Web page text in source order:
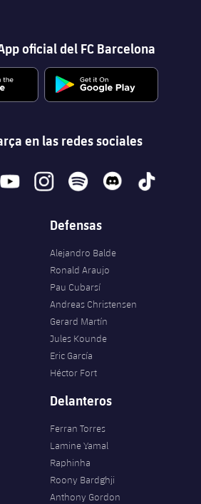
oficial del FC Barcelona
en las redes sociales
youtubeinstagramspotify discord tiktok
Defensas
Alejandro Balde
Ronald Araujo
Pau Cubarsí
Andreas Christensen
Gerard Martín
Jules Kounde
Eric García
Héctor Fort
Delanteros
Ferran Torres
Lamine Yamal
Raphinha
Roony Bardghji
Anthony Gordon